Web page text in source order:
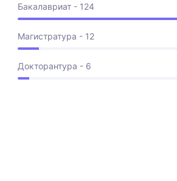
Бакалавриат - 124
Магистратура - 12
Докторантура - 6